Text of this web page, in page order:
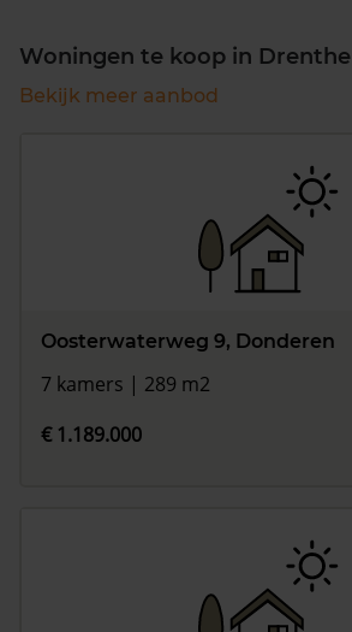
Woningen te koop in Drenthe
Bekijk meer aanbod
Oosterwaterweg 9, Donderen
7 kamers | 289 m2
€ 1.189.000